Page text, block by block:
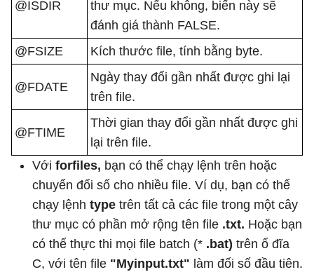
@ISDIR
thư mục. Nếu không, biến này sẽ
đánh giá thành FALSE.
@FSIZE
Kích thước file, tính bằng byte.
@FDATE
Ngày thay đổi gần nhất được ghi lại
trên file.
@FTIME
Thời gian thay đổi gần nhất được ghi
lại trên file.
Với forfiles, bạn có thể chạy lệnh trên hoặc
chuyển đối số cho nhiều file. Ví dụ, bạn có thể
chạy lệnh type trên tất cả các file trong một cây
thư mục có phần mở rộng tên file .txt. Hoặc bạn
có thể thực thi mọi file batch (* .bat) trên ổ đĩa
C, với tên file "Myinput.txt" làm đối số đầu tiên.